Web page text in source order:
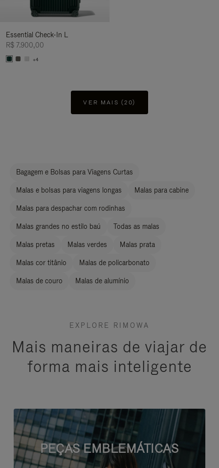
Essential Check-In L
R$ 7.900,00
+4
VER MAIS (20)
Bagagem e Bolsas para Viagens Curtas
Malas e bolsas para viagens longas Malas para cabine
Malas para despachar com rodinhas
Malas grandes no estilo baú Todas as malas
Malas pretas Malas verdes Malas prata
Malas cor titânio Malas de policarbonato
Malas de couro Malas de alumínio
EXPLORE RIMOWA
Mais maneiras de viajar de
forma mais inteligente
PEÇAS EMBLEMÁTICAS